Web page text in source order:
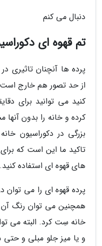
دنبال می کنم
تم قهوه ای
پرده ها آنچنان تاثیری
از حد تصور هم خارج است،
کنید می توانید برای
کرده و خانه را بدون
بزرگی در دکوراسیون
تاکید ما این است که
های قهوه ای استفاده کنید.
پرده قهوه ای را می
همچنین می توان رنگ آن
خانه سِت کرد. البته می
و یا میز جلو مبلی و حتی